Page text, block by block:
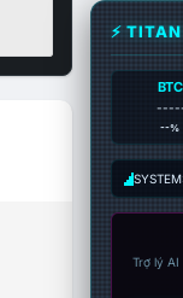
⚡
BTC
--%
Trợ lý